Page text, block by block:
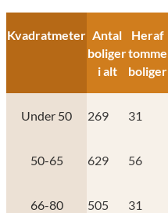
Kvadratmeter Antal
boliger
i alt
Heraf
tomme
boliger
Under 50 269 31
50-65 629 56
66-80 505 31